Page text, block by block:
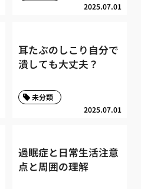
2025.07.01
耳たぶのしこり自分で
潰しても大丈夫？
2025.07.01
未分類
過眠症と日常生活注意
点と周囲の理解